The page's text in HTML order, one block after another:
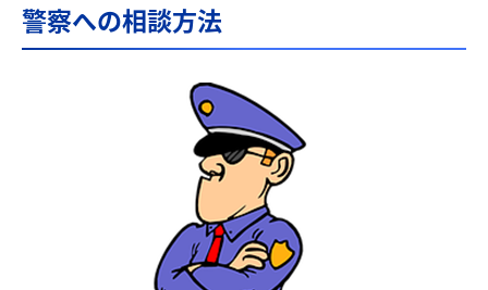
警察への相談方法